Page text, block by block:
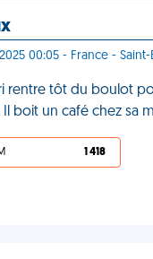
00:05 - France -
rentre tôt du boulot
boit un café chez sa
1 418